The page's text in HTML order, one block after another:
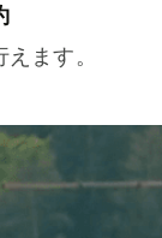
ます。